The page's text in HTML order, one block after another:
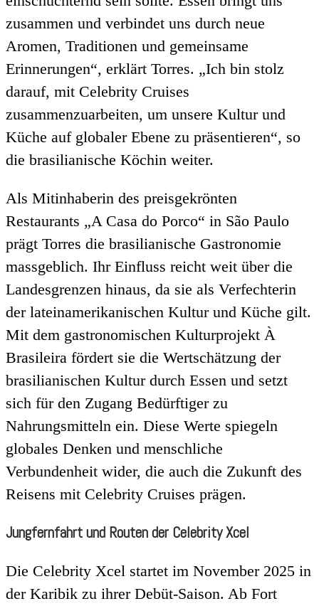
zusammen und verbindet uns durch neue
Aromen, Traditionen und gemeinsame
Erinnerungen“, erklärt Torres. „Ich bin stolz
darauf, mit Celebrity Cruises
zusammenzuarbeiten, um unsere Kultur und
Küche auf globaler Ebene zu präsentieren“, so
die brasilianische Köchin weiter.
Als Mitinhaberin des preisgekrönten
Restaurants „A Casa do Porco“ in São Paulo
prägt Torres die brasilianische Gastronomie
massgeblich. Ihr Einfluss reicht weit über die
Landesgrenzen hinaus, da sie als Verfechterin
der lateinamerikanischen Kultur und Küche gilt.
Mit dem gastronomischen Kulturprojekt À
Brasileira fördert sie die Wertschätzung der
brasilianischen Kultur durch Essen und setzt
sich für den Zugang Bedürftiger zu
Nahrungsmitteln ein. Diese Werte spiegeln
globales Denken und menschliche
Verbundenheit wider, die auch die Zukunft des
Reisens mit Celebrity Cruises prägen.
Jungfernfahrt und Routen der Celebrity Xcel
Die Celebrity Xcel startet im November 2025 in
der Karibik zu ihrer Debüt-Saison. Ab Fort